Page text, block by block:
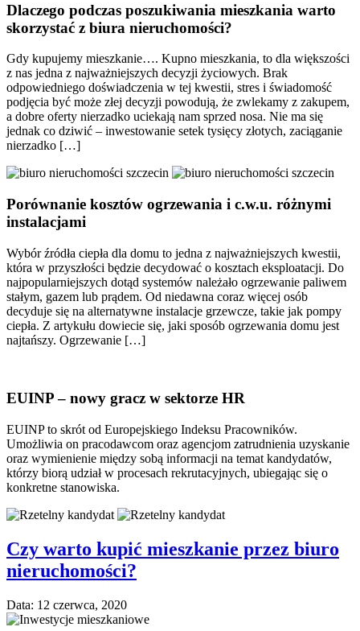
Dlaczego podczas poszukiwania mieszkania warto
skorzystać z biura nieruchomości?
Gdy kupujemy mieszkanie…. Kupno mieszkania, to dla większości
z nas jedna z najważniejszych decyzji życiowych. Brak
odpowiedniego doświadczenia w tej kwestii, stres i świadomość
podjęcia być może złej decyzji powodują, że zwlekamy z zakupem,
a dobre oferty nierzadko uciekają nam sprzed nosa. Nie ma się
jednak co dziwić – inwestowanie setek tysięcy złotych, zaciąganie
nierzadko […]
Porównanie kosztów ogrzewania i c.w.u. różnymi
instalacjami
Wybór źródła ciepła dla domu to jedna z najważniejszych kwestii,
która w przyszłości będzie decydować o kosztach eksploatacji. Do
najpopularniejszych dotąd systemów należało ogrzewanie paliwem
stałym, gazem lub prądem. Od niedawna coraz więcej osób
decyduje się na alternatywne instalacje grzewcze, takie jak pompy
ciepła. Z artykułu dowiecie się, jaki sposób ogrzewania domu jest
najtańszy. Ogrzewanie […]
EUINP – nowy gracz w sektorze HR
EUINP to skrót od Europejskiego Indeksu Pracowników.
Umożliwia on pracodawcom oraz agencjom zatrudnienia uzyskanie
oraz wymienienie między sobą informacji na temat kandydatów,
którzy biorą udział w procesach rekrutacyjnych, ubiegając się o
konkretne stanowiska.
Czy warto kupić mieszkanie przez biuro
nieruchomości?
Data: 12 czerwca, 2020